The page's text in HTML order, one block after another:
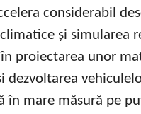
considerabil
și simularea
proiectarea unor
dezvoltarea
în mare măsură pe